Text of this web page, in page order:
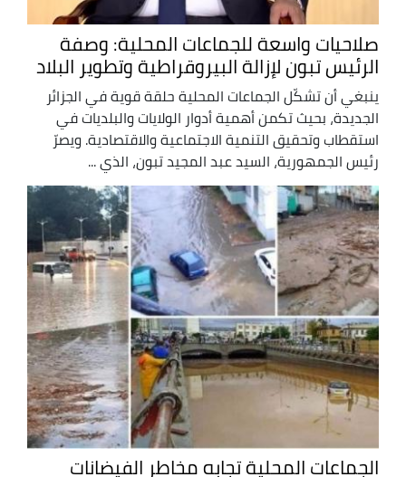
صلاحيات واسعة للجماعات المحلية: وصفة
الرئيس تبون لإزالة البيروقراطية وتطوير البلاد
ينبغي أن تشكّل الجماعات المحلية حلقة قوية في الجزائر
الجديدة، بحيث تكمن أهمية أدوار الولايات والبلديات في
استقطاب وتحقيق التنمية الاجتماعية والاقتصادية. ويصرّ
رئيس الجمهورية، السيد عبد المجيد تبون، الذي ...
الجماعات المحلية تجابه مخاطر الفيضانات